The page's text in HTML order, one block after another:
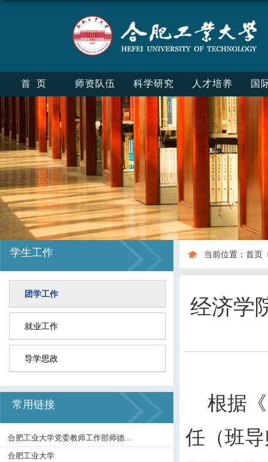
首页 师资队伍 科学研究 人才培养 国
学生工作
团学工作
就业工作
导学思政
常用链接
合肥工业大学党委教师工作部师德...
合肥工业大学
当前位置： 首页
经济学
根据
任（班